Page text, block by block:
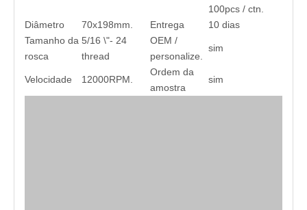
100pcs / ctn.
Diâmetro
70x198mm. Entrega
10 dias
Tamanho da
rosca
5/16 \"- 24
thread
OEM /
personalize.
sim
Velocidade 12000RPM.
Ordem da
amostra
sim